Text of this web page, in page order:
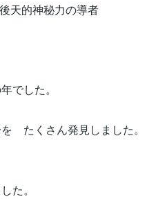
天的神秘力の導者
でした。
たくさん発見しました。
た。